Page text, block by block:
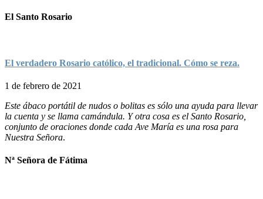
El Santo Rosario
El verdadero Rosario católico, el tradicional. Cómo se reza.
1 de febrero de 2021
Este ábaco portátil de nudos o bolitas es sólo una ayuda para llevar
la cuenta y se llama camándula. Y otra cosa es el Santo Rosario,
conjunto de oraciones donde cada Ave María es una rosa para
Nuestra Señora.
Nª Señora de Fátima